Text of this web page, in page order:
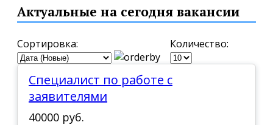
Актуальные на сегодня вакансии
Сортировка: Количество:
специалист по работе с
заявителями
40000 руб.